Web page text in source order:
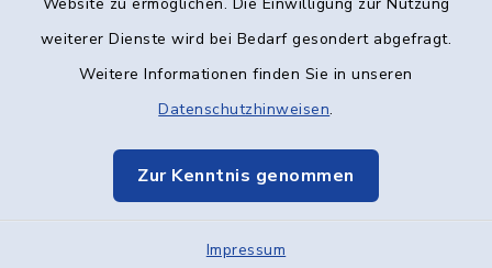
weiterer Dienste wird bei Bedarf gesondert abgefragt.
Weitere Informationen finden Sie in unseren
Datenschutzhinweisen.
Zur Kenntnis genommen
Impressum
Datenschutz
Elektronische Kommunikation
Sitemap